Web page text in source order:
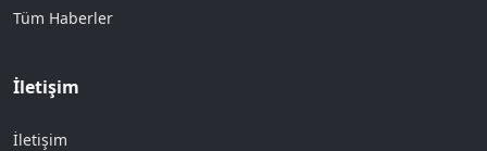
Tüm Haberler
İletişim
İletişim